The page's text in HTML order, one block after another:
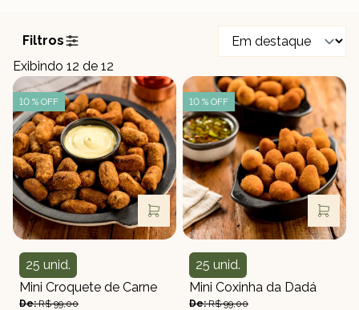
Filtros
Exibindo 12 de 12
10 % OFF
Quantidade
25 unid.
Mini Croquete de Carne
De:R$ 99,00
10 % OFF
Quantidade
25 unid.
Mini Coxinha da Dadá
De:R$ 99,00